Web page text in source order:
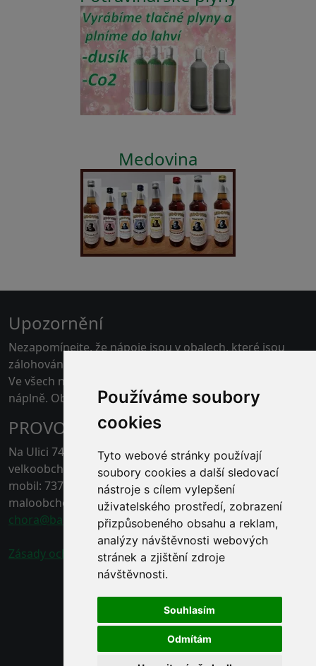
Používáme soubory
cookies
Tyto webové stránky používají
soubory cookies a další sledovací
nástroje s cílem vylepšení
uživatelského prostředí, zobrazení
přizpůsobeného obsahu a reklam,
analýzy návštěvnosti webových
stránek a zjištění zdroje
návštěvnosti.
Souhlasím
Odmítám
Medovina
Upozornění
Nezapomínejte, že nápoje jsou v obalech, které jsou
zálohovány.
Ve všech našich skladech je možné platit kartou pouze
náplně. Obaly jen v hotovosti.
PROVOZOVNA ČERNÁ HORA
Na Ulici 74, 67921 Černá Hora, Blansko
velkoobchod - tel.: 778 496 863
mobil: 737 211 132
maloobchod - tel.: 778 496 862
chora@baracek.cz
Zásady ochrany osobních údajů